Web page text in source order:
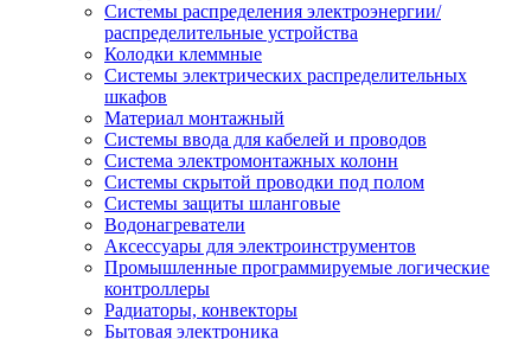
Системы распределения электроэнергии/
распределительные устройства
Колодки клеммные
Системы электрических распределительных
шкафов
Материал монтажный
Системы ввода для кабелей и проводов
Система электромонтажных колонн
Системы скрытой проводки под полом
Системы защиты шланговые
Водонагреватели
Аксессуары для электроинструментов
Промышленные программируемые логические
контроллеры
Радиаторы, конвекторы
Бытовая электроника